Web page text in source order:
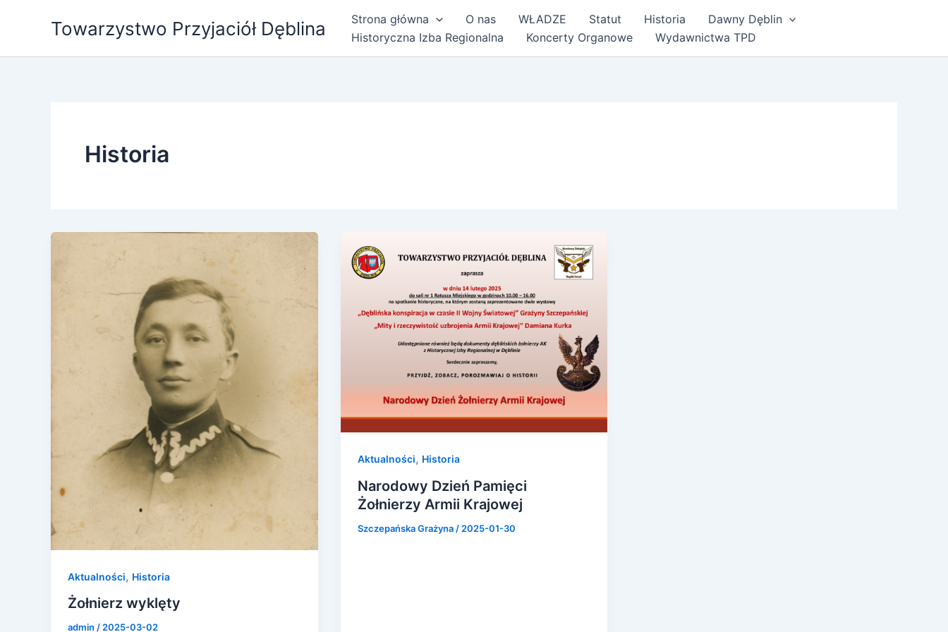
Towarzystwo Przyjaciół Dęblina Strona główna O nas WŁADZE Statut Historia
Dawny Dęblin
Historyczna Izba Regionalna
Koncerty Organowe Wydawnictwa TPD
Historia
Aktualności, Historia
Żołnierz wyklęty
admin /2025-03-02
Aktualności, Historia
Narodowy Dzień Pamięci
Żołnierzy Armii Krajowej
Szczepańska Grażyna / 2025-01-30